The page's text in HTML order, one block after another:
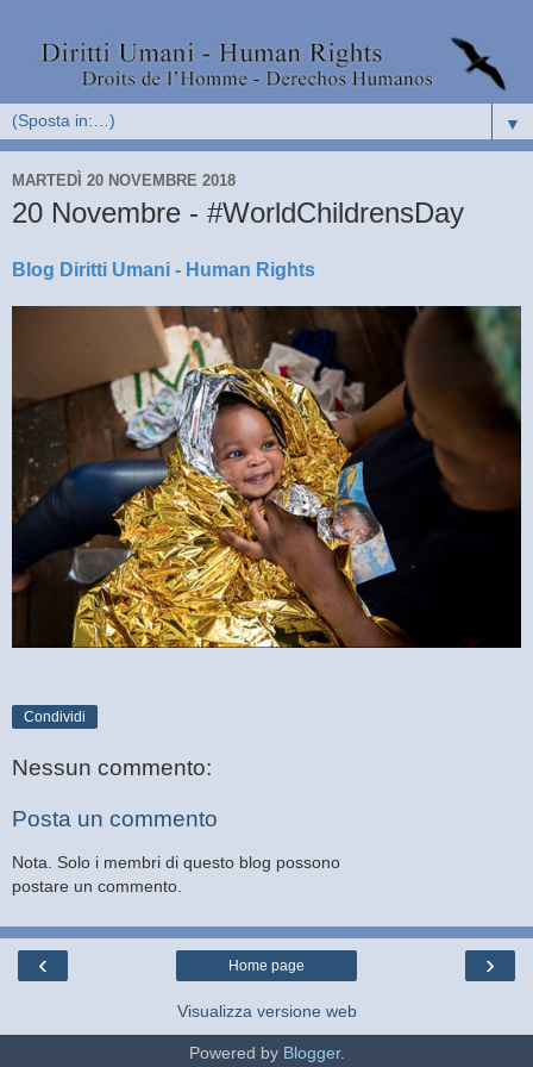
▼
MARTEDÌ 20 NOVEMBRE 2018
20 Novembre - #WorldChildrensDay
Blog Diritti Umani - Human Rights
Condividi
Nessun commento:
Posta un commento
Nota. Solo i membri di questo blog possono
postare un commento.
‹ ›
Home page
Visualizza versione web
Powered by Blogger.